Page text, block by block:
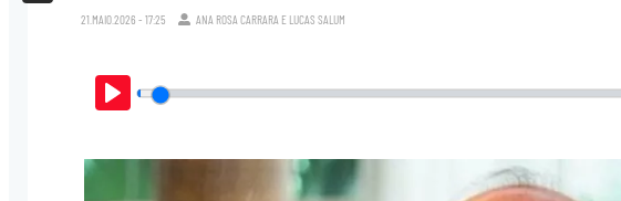
21.MAIO.2026 - 17:25 ANA ROSA CARRARA E LUCAS SALUM
Play